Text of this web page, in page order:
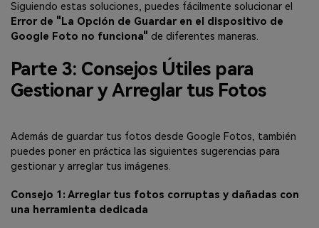
Siguiendo estas soluciones, puedes fácilmente solucionar el
Error de "La Opción de Guardar en el dispositivo de
Google Foto no funciona" de diferentes maneras.
Parte 3: Consejos Útiles para
Gestionar y Arreglar tus Fotos
Además de guardar tus fotos desde Google Fotos, también
puedes poner en práctica las siguientes sugerencias para
gestionar y arreglar tus imágenes.
Consejo 1: Arreglar tus fotos corruptas y dañadas con
una herramienta dedicada